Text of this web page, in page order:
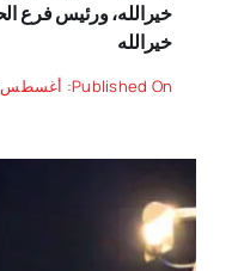
خيرالله، ورئيس فرع
خيرالله
Published On: أغسطس 11, 2025